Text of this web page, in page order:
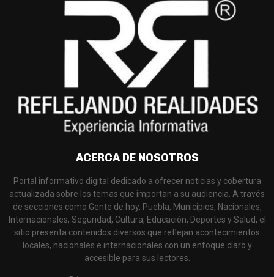
ACERCA DE NOSOTROS
Portal informativo digital dedicado a ofrecer noticias y cobertura
actualizada sobre los temas que importan a su audiencia. A través
de secciones como Gente de hoy, Puebla, Municipios, Nacionales,
Internacionales, Seguridad, Cultura, Educación, Deportes y Salud, el
sitio presenta contenidos diversos que reflejan acontecimientos
locales, nacionales e internacionales con un enfoque claro y
accesible para sus lectores.